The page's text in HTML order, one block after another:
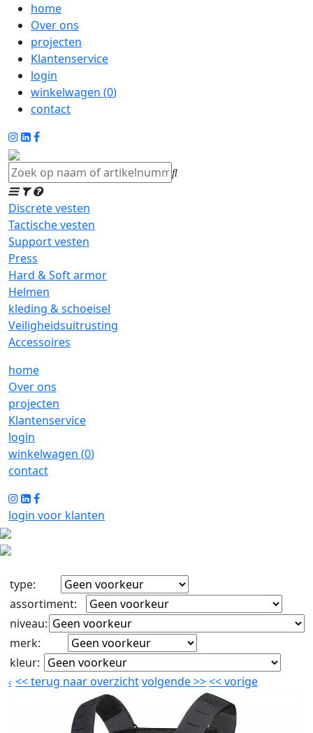
home
Over ons
projecten
Klantenservice
login
winkelwagen (0)
contact
Discrete vesten
Tactische vesten
Support vesten
Press
Hard & Soft armor
Helmen
kleding & schoeisel
Veiligheidsuitrusting
Accessoires
home
Over ons
projecten
Klantenservice
login
winkelwagen (0)
contact
login voor klanten
type:
assortiment:
niveau:
merk:
kleur:
<<terug naar overzichtvolgende>><<vorige